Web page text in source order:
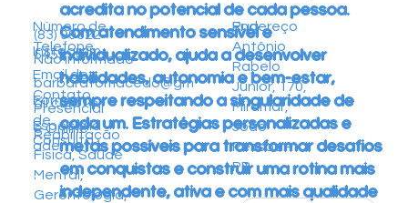
acredita no potencial de cada pessoa.
Com atendimento sensível e
individualizado, ajuda a desenvolver
habilidades, autonomia e bem-estar,
sempre respeitando a singularidade de
cada um. Estratégias personalizadas e
metas possíveis para transformar desafios
em conquistas e construir uma rotina mais
independente, ativa e com mais qualidade
Especialid
ade
Reabilitação
Física, Saúde
Mental,
Gerontologia,
Número de
Telefone
(83) 99322-
5459
Email de
Contato
barbaratomacedo@gm
ail.com
Formatos
de
Consulta
Presencial
e Online
Instagram
Não informado
Endereço
Rua
Antônio
Rabelo
Júnior, 170,
Miramar,
João
Pessoa -
PB